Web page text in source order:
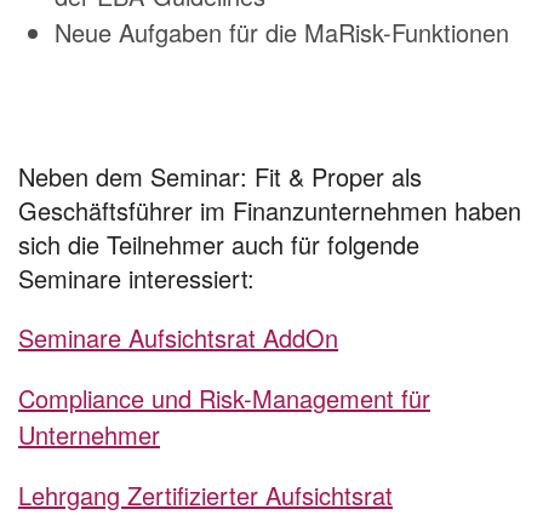
Neue Aufgaben für die MaRisk-Funktionen
Neben dem Seminar: Fit & Proper als
Geschäftsführer im Finanzunternehmen haben
sich die Teilnehmer auch für folgende
Seminare interessiert:
Seminare Aufsichtsrat AddOn
Compliance und Risk-Management für
Unternehmer
Lehrgang Zertifizierter Aufsichtsrat